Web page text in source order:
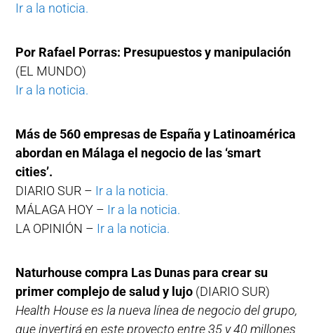
Ir a la noticia.
Por Rafael Porras: Presupuestos y manipulación
(EL MUNDO)
Ir a la noticia.
Más de 560 empresas de España y Latinoamérica
abordan en Málaga el negocio de las ‘smart
cities’.
DIARIO SUR – Ir a la noticia.
MÁLAGA HOY – Ir a la noticia.
LA OPINIÓN – Ir a la noticia.
Naturhouse compra Las Dunas para crear su
primer complejo de salud y lujo (DIARIO SUR)
Health House es la nueva línea de negocio del grupo,
que invertirá en este proyecto entre 35 y 40 millones